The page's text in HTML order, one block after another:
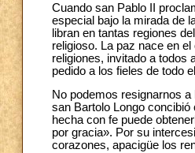
Cuando san Pablo II
especial bajo la mirada de
libran en tantas regiones
religioso. La paz nace en
religiones, invitado a todos
pedido a los fieles de todo
No podemos resignarnos
san Bartolo Longo
hecha con fe puede
por gracia». Por su
corazones, apacigüe los